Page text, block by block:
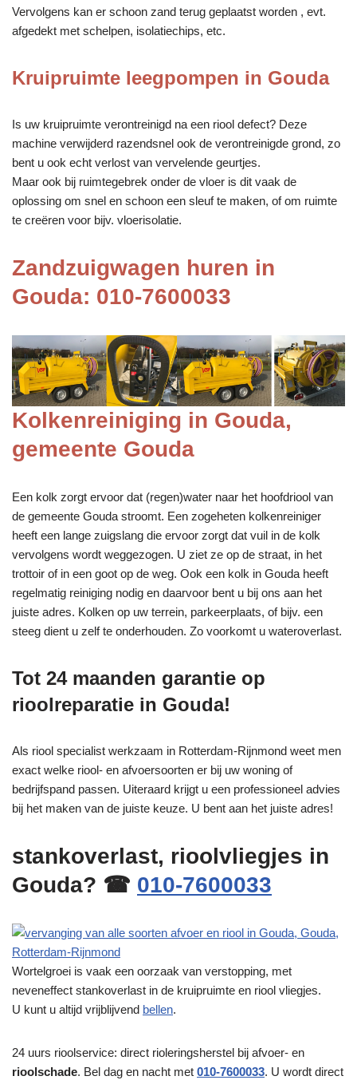
Vervolgens kan er schoon zand terug geplaatst worden , evt.
afgedekt met schelpen, isolatiechips, etc.
Kruipruimte leegpompen in Gouda
Is uw kruipruimte verontreinigd na een riool defect? Deze
machine verwijderd razendsnel ook de verontreinigde grond, zo
bent u ook echt verlost van vervelende geurtjes.
Maar ook bij ruimtegebrek onder de vloer is dit vaak de
oplossing om snel en schoon een sleuf te maken, of om ruimte
te creëren voor bijv. vloerisolatie.
Zandzuigwagen huren in
Gouda: 010-7600033
Kolkenreiniging in Gouda,
gemeente Gouda
Een kolk zorgt ervoor dat (regen)water naar het hoofdriool van
de gemeente Gouda stroomt. Een zogeheten kolkenreiniger
heeft een lange zuigslang die ervoor zorgt dat vuil in de kolk
vervolgens wordt weggezogen. U ziet ze op de straat, in het
trottoir of in een goot op de weg. Ook een kolk in Gouda heeft
regelmatig reiniging nodig en daarvoor bent u bij ons aan het
juiste adres. Kolken op uw terrein, parkeerplaats, of bijv. een
steeg dient u zelf te onderhouden. Zo voorkomt u wateroverlast.
Tot 24 maanden garantie op
rioolreparatie in Gouda!
Als riool specialist werkzaam in Rotterdam-Rijnmond weet men
exact welke riool- en afvoersoorten er bij uw woning of
bedrijfspand passen. Uiteraard krijgt u een professioneel advies
bij het maken van de juiste keuze. U bent aan het juiste adres!
stankoverlast, rioolvliegjes in
Gouda? ☎ 010-7600033
Wortelgroei is vaak een oorzaak van verstopping, met
neveneffect stankoverlast in de kruipruimte en riool vliegjes.
U kunt u altijd vrijblijvend bellen.
24 uurs rioolservice: direct rioleringsherstel bij afvoer- en
rioolschade. Bel dag en nacht met 010-7600033. U wordt direct